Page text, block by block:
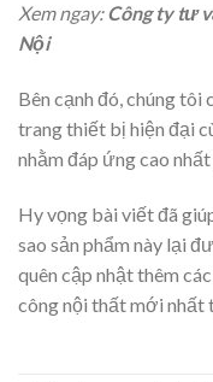
Xem ngay:Công ty tư
Nội
Bên cạnh đó, chúng tôi
trang thiết bị hiện đại
nhằm đáp ứng cao
Hy vọng bài viết đã
sao sản phẩm này lại
quên cập nhật thêm
công nội thất mới nhất